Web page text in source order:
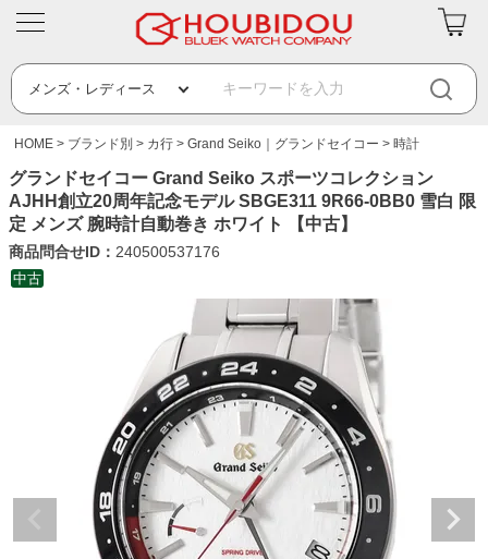
HOME ブランド別 カ行 Grand Seiko｜グランドセイコー 時計
グランドセイコー Grand Seiko スポーツコレクション
AJHH創立20周年記念モデル SBGE311 9R66-0BB0 雪白 限
定 メンズ 腕時計自動巻き ホワイト 【中古】
商品問合せID： 240500537176
中古